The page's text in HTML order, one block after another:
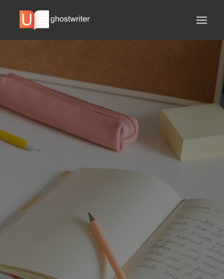
PLAGIATSPRÜFUNG
EINHALTUNG DER
ANFORDERUNGEN
KOSTENLOSE
PÜNKTLICHE
LIEFERUNG
PLAGIATSPRÜFUNG